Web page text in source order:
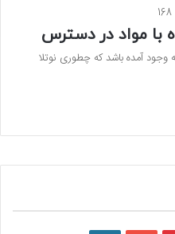
168
با مواد در دسترس
آمده باشد که چطوری نوتلا